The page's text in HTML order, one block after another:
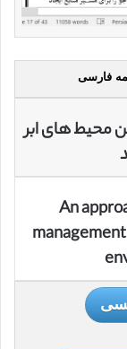
فارسی
محیط های ابر
An